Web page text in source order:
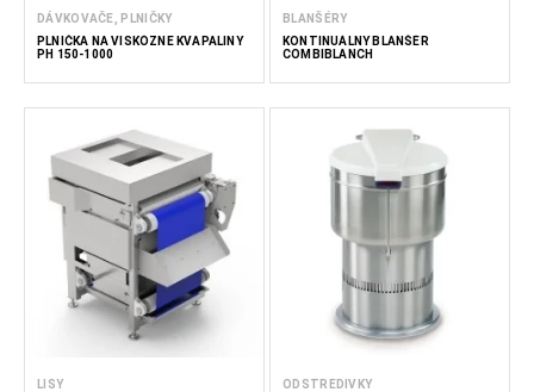
DÁVKOVAČE, PLNIČKY
PLNIČKA NA VISKÓZNE KVAPALINY
PH 150-1000
BLANŠÉRY
KONTINUÁLNY BLANŠÉR
COMBIBLANCH
LISY
ODSTREDIVKY